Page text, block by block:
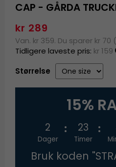
CAP - GÅRDA
kr 289
Van. kr 359. Du sparer kr 70
Tidligere laveste pris: kr 159
Størrelse
15%
2
Dager
23
Timer
Bruk koden